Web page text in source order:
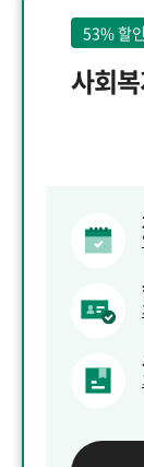
53% 할인
사회